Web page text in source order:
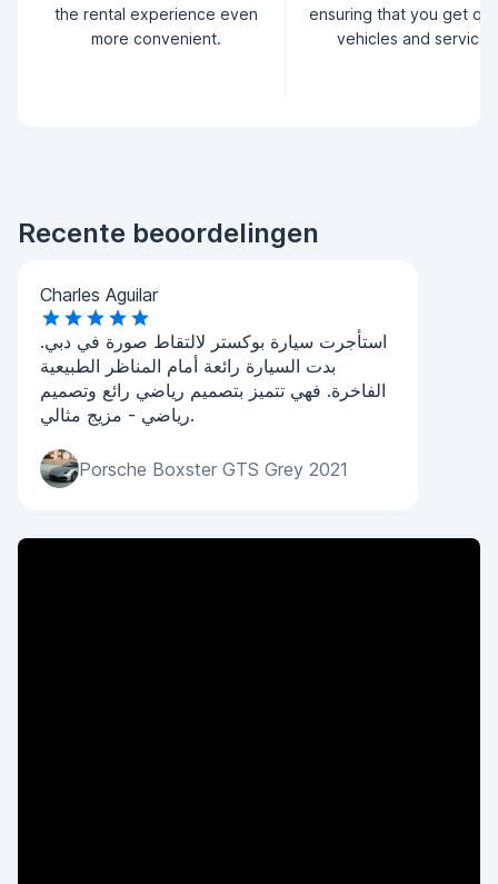
the rental experience even
more convenient.
ensuring that you get
vehicles and service.
Recente beoordelingen
Charles Aguilar
استأجرت سيارة بوكستر لالتقاط صورة في دبي.
بدت السيارة رائعة أمام المناظر الطبيعية
الفاخرة. فهي تتميز بتصميم رياضي رائع وتصميم
رياضي - مزيج مثالي.
Porsche Boxster GTS Grey 2021